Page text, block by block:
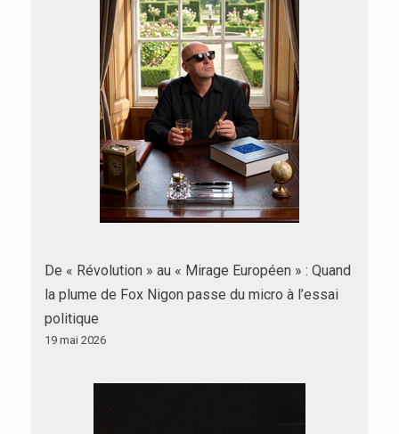
De « Révolution » au « Mirage Européen » : Quand
la plume de Fox Nigon passe du micro à l’essai
politique
19 mai 2026